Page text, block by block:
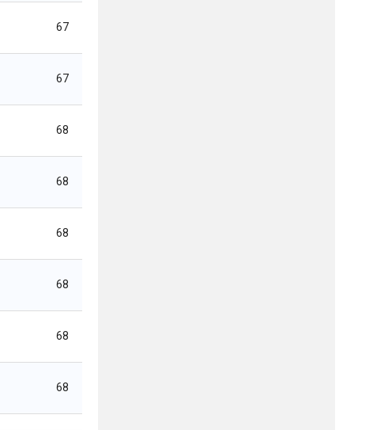
67
67
68
68
68
68
68
68